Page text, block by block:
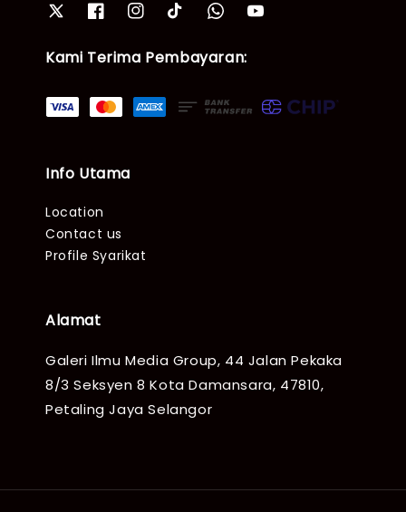
Kami Terima Pembayaran:
Info Utama
Location
Contact us
Profile Syarikat
Alamat
Galeri Ilmu Media Group, 44 Jalan Pekaka
8/3 Seksyen 8 Kota Damansara, 47810,
Petaling Jaya Selangor